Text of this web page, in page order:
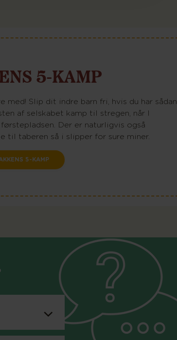
5-KAMP
med! Slip dit indre barn fri, hvis du har sådan
af selskabet kamp til stregen, når I
Der er naturligvis også
til taberen så i slipper for sure miner.
5-KAMP